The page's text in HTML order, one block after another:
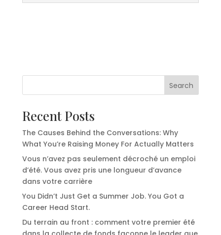
Search
Recent Posts
The Causes Behind the Conversations: Why
What You’re Raising Money For Actually Matters
Vous n’avez pas seulement décroché un emploi
d’été. Vous avez pris une longueur d’avance
dans votre carrière
You Didn’t Just Get a Summer Job. You Got a
Career Head Start.
Du terrain au front : comment votre premier été